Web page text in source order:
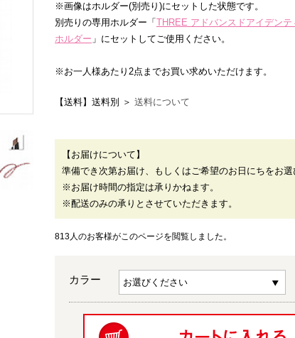
※画像はホルダー(別売り)にセットした状態です。
別売りの専用ホルダー「 THREE アドバンスドアイデン
ホルダー 」にセットしてご使用ください。
※お一人様あたり2点までお買い求めいただけます。
【送料】送料別 ＞ 送料について
【お届けについて】
準備でき次第お届け、もしくはご希望のお日にちをお選
※お届け時間の指定は承りかねます。
※配送のみの承りとさせていただきます。
813人のお客様がこのページを閲覧しました。
カラー